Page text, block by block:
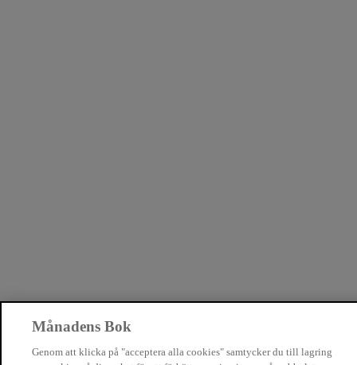
Månadens Bok
Genom att klicka på "acceptera alla cookies" samtycker du till lagring